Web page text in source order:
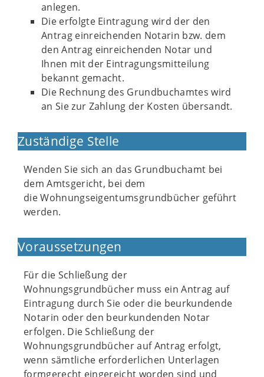
anlegen.
Die erfolgte Eintragung wird der den
Antrag einreichenden Notarin bzw. dem
den Antrag einreichenden Notar und
Ihnen mit der Eintragungsmitteilung
bekannt gemacht.
Die Rechnung des Grundbuchamtes wird
an Sie zur Zahlung der Kosten übersandt.
Zuständige Stelle
Wenden Sie sich an das Grundbuchamt bei
dem Amtsgericht, bei dem
die Wohnungseigentumsgrundbücher geführt
werden.
Voraussetzungen
Für die Schließung der
Wohnungsgrundbücher muss ein Antrag auf
Eintragung durch Sie oder die beurkundende
Notarin oder den beurkundenden Notar
erfolgen. Die Schließung der
Wohnungsgrundbücher auf Antrag erfolgt,
wenn sämtliche erforderlichen Unterlagen
formgerecht eingereicht worden sind und